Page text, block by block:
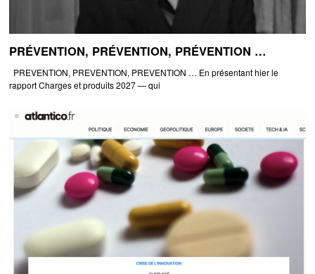
PRÉVENTION, PRÉVENTION, PRÉVENTION …
PREVENTION, PREVENTION, PREVENTION … En présentant hier le
rapport Charges et produits 2027 — qui